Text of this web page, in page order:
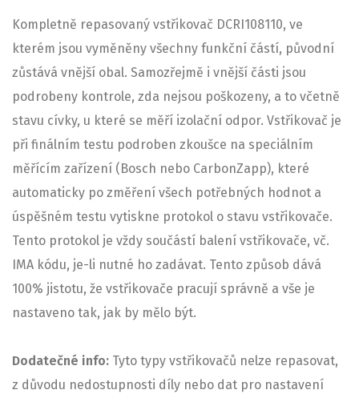
Kompletně repasovaný vstřikovač DCRI108110, ve
kterém jsou vyměněny všechny funkční částí, původní
zůstává vnější obal. Samozřejmě i vnější části jsou
podrobeny kontrole, zda nejsou poškozeny, a to včetně
stavu cívky, u které se měří izolační odpor. Vstřikovač je
při finálním testu podroben zkoušce na speciálním
měřícím zařízení (Bosch nebo CarbonZapp), které
automaticky po změření všech potřebných hodnot a
úspěšném testu vytiskne protokol o stavu vstřikovače.
Tento protokol je vždy součástí balení vstřikovače, vč.
IMA kódu, je-li nutné ho zadávat. Tento způsob dává
100% jistotu, že vstřikovače pracují správně a vše je
nastaveno tak, jak by mělo být.
Dodatečné info: Tyto typy vstřikovačů nelze repasovat,
z důvodu nedostupnosti díly nebo dat pro nastavení